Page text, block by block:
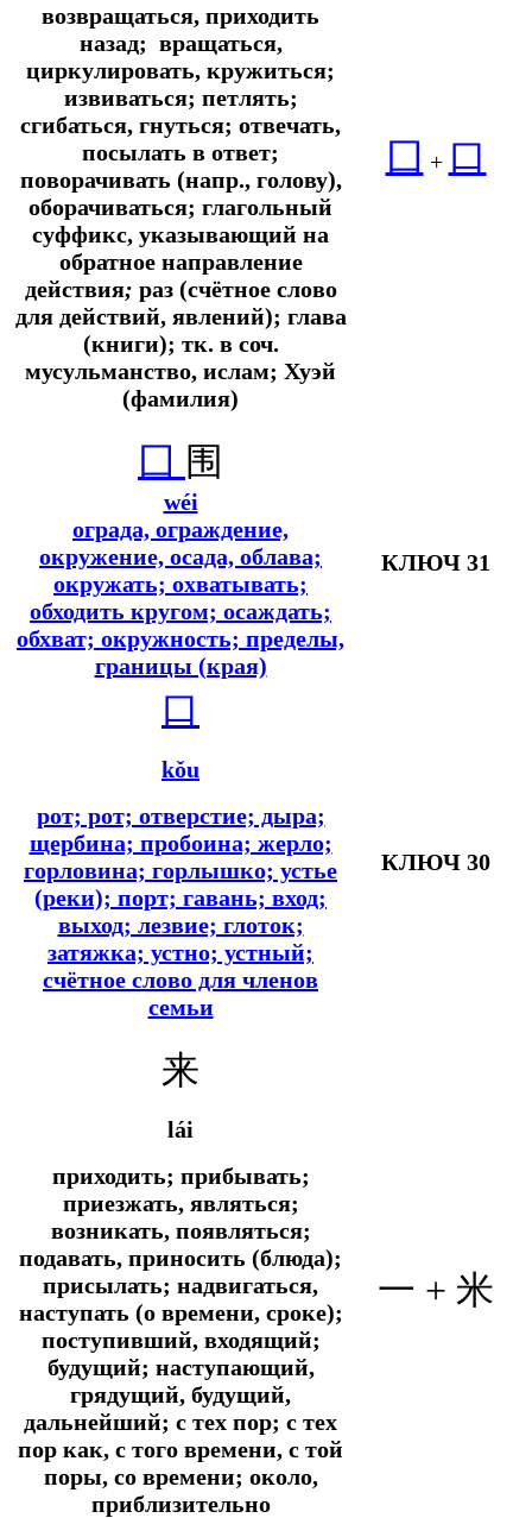
возвращаться, приходить
назад; вращаться,
циркулировать, кружиться;
извиваться; петлять;
сгибаться, гнуться; отвечать,
посылать в ответ;
поворачивать (напр., голову),
оборачиваться; глагольный
суффикс, указывающий на
обратное направление
действия; раз (счётное слово
для действий, явлений); глава
(книги); тк. в соч.
мусульманство, ислам; Хуэй
(фамилия)
囗 + 口
囗 围
wéi
ограда, ограждение,
окружение, осада, облава;
окружать; охватывать;
обходить кругом; осаждать;
обхват; окружность; пределы,
границы (края)
КЛЮЧ 31
口
kǒu
рот; рот; отверстие; дыра;
щербина; пробоина; жерло;
горловина; горлышко; устье
(реки); порт; гавань; вход;
выход; лезвие; глоток;
затяжка; устно; устный;
счётное слово для членов
семьи
КЛЮЧ 30
来
lái
приходить; прибывать;
приезжать, являться;
возникать, появляться;
подавать, приносить (блюда);
присылать; надвигаться,
наступать (о времени, сроке);
поступивший, входящий;
будущий; наступающий,
грядущий, будущий,
дальнейший; с тех пор; с тех
пор как, с того времени, с той
поры, со времени; около,
приблизительно
一 + 米